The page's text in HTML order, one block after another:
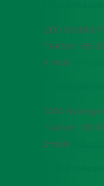
2100 Gödöllő,
Telefon: +36
E-mail:
MATE
3200
Telefon: +36
E-mail: